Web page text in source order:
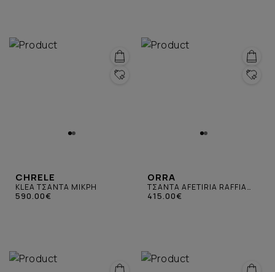
CHRELE
KLEA ΤΣΑΝΤΑ ΜΙΚΡΗ
590.00€
ORRA
ΤΣΑΝΤΑ AFETIRIA RAFFIA
ΜΠΕΖ
415.00€